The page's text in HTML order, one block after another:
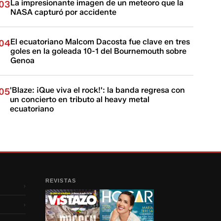
La impresionante imagen de un meteoro que la
NASA capturó por accidente
El ecuatoriano Malcom Dacosta fue clave en tres
goles en la goleada 10-1 del Bournemouth sobre
Genoa
'Blaze: ¡Que viva el rock!': la banda regresa con
un concierto en tributo al heavy metal
ecuatoriano
›
›
REVISTAS